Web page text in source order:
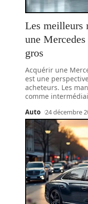
Les meilleurs
une
gros
Acquérir une
est une
acheteurs. Les
comme
Auto 24 décembre